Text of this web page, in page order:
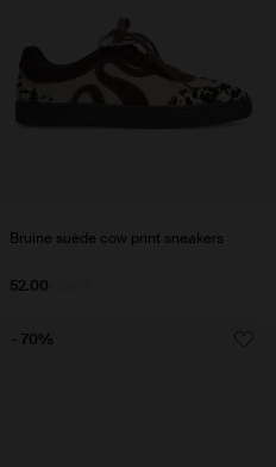
Bruine suède cow print sneakers
52.00
- 70%